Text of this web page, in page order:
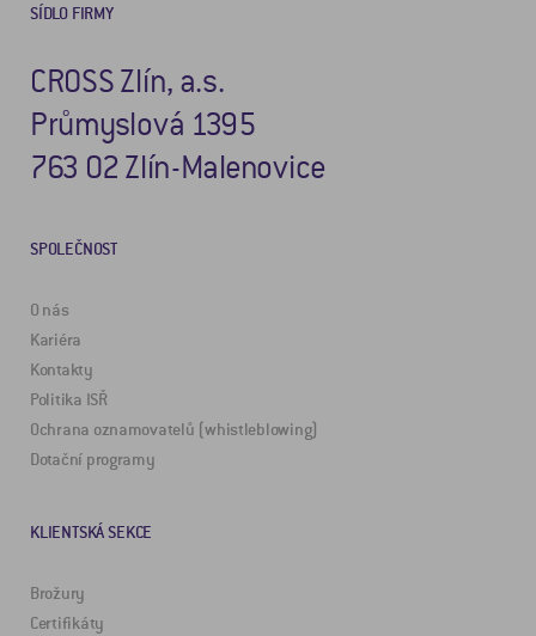
SÍDLO FIRMY
CROSS Zlín, a.s.
Průmyslová 1395
763 02 Zlín-Malenovice
SPOLEČNOST
O nás
Kariéra
Kontakty
Politika ISŘ
Ochrana oznamovatelů (whistleblowing)
Dotační programy
KLIENTSKÁ SEKCE
Brožury
Certifikáty